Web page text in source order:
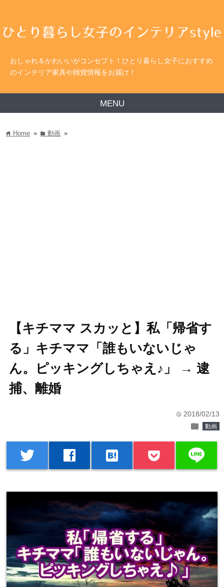
おしゃれ＆かわいいがコンセプト！ひとり暮らし女子におすすめ
のインテリア家具や雑貨情報をお届け！
MENU
home Home » folder動画 »
【キチママ スカッと】私「帰省す
る」キチママ「誰もいないじゃ
ん。ピッキングしちゃえ♪」 → 逮
捕、離婚
time 2018/02/13
folder 動画
twitter facebook hatenabookmark line